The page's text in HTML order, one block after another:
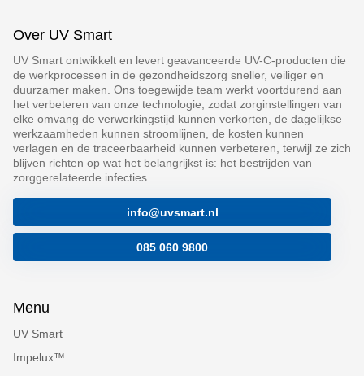
Over UV Smart
UV Smart ontwikkelt en levert geavanceerde UV-C-producten die
de werkprocessen in de gezondheidszorg sneller, veiliger en
duurzamer maken. Ons toegewijde team werkt voortdurend aan
het verbeteren van onze technologie, zodat zorginstellingen van
elke omvang de verwerkingstijd kunnen verkorten, de dagelijkse
werkzaamheden kunnen stroomlijnen, de kosten kunnen
verlagen en de traceerbaarheid kunnen verbeteren, terwijl ze zich
blijven richten op wat het belangrijkst is: het bestrijden van
zorggerelateerde infecties.
info@uvsmart.nl
085 060 9800
Menu
UV Smart
Impelux™